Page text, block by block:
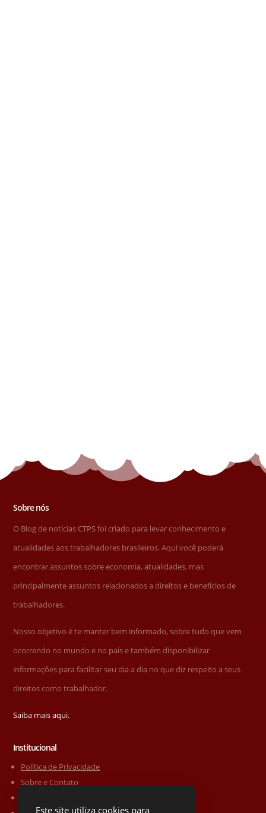
Sobre nós
O Blog de notícias CTPS foi criado para levar conhecimento e
atualidades aos trabalhadores brasileiros. Aqui você poderá
encontrar assuntos sobre economia, atualidades, mas
principalmente assuntos relacionados a direitos e benefícios de
trabalhadores.
Nosso objetivo é te manter bem informado, sobre tudo que vem
ocorrendo no mundo e no país e também disponibilizar
informações para facilitar seu dia a dia no que diz respeito a seus
direitos como trabalhador.
Saiba mais aqui.
Institucional
Política de Privacidade
Sobre e Contato
Este site utiliza cookies para